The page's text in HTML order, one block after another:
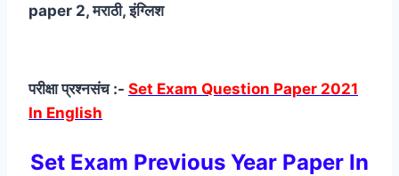
paper 2, मराठी, इंग्लिश
परीक्षा प्रश्नसंच :- Set Exam Question Paper 2021
In English
Set Exam Previous Year Paper In